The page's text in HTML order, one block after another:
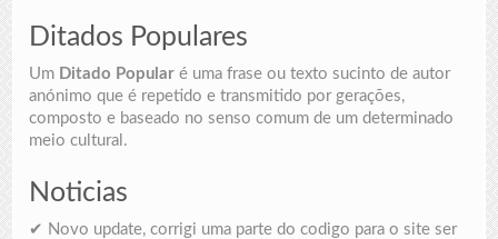
Ditados Populares
Um Ditado Popular é uma frase ou texto sucinto de autor
anónimo que é repetido e transmitido por gerações,
composto e baseado no senso comum de um determinado
meio cultural.
Noticias
✔ Novo update, corrigi uma parte do codigo para o site ser